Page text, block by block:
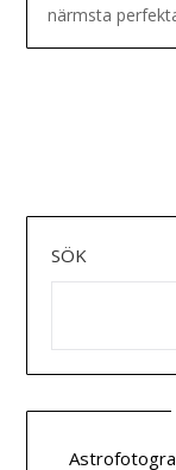
närmsta
SÖK